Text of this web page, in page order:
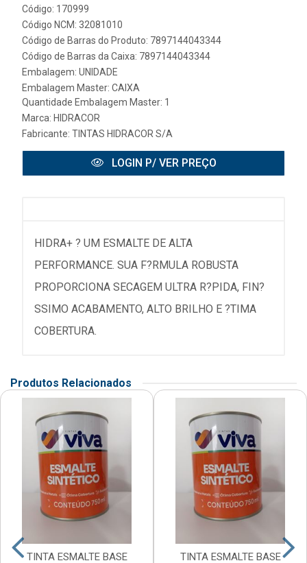
Código: 170999
Código NCM: 32081010
Código de Barras do Produto: 7897144043344
Código de Barras da Caixa: 7897144043344
Embalagem: UNIDADE
Embalagem Master: CAIXA
Quantidade Embalagem Master: 1
Marca: HIDRACOR
Fabricante: TINTAS HIDRACOR S/A
LOGIN P/ VER PREÇO
HIDRA+ ? UM ESMALTE DE ALTA
PERFORMANCE. SUA F?RMULA ROBUSTA
PROPORCIONA SECAGEM ULTRA R?PIDA, FIN?
SSIMO ACABAMENTO, ALTO BRILHO E ?TIMA
COBERTURA.
Produtos Relacionados
TINTA ESMALTE BASE TINTA ESMALTE BASE